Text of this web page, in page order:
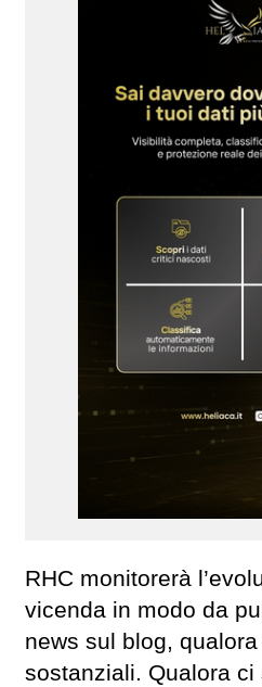
RHC monitorerà
vicenda in modo da
news sul blog,
sostanziali. Qualora ci